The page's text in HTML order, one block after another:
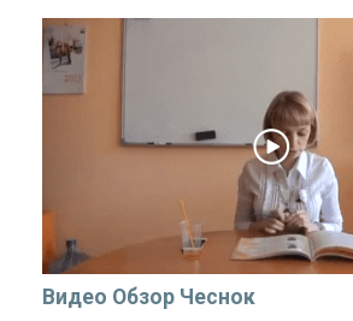
Видео Обзор Чеснок